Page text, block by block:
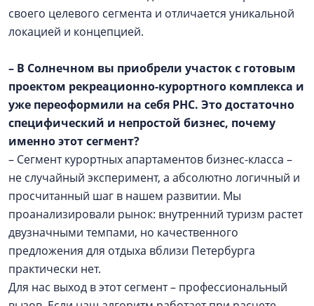
своего целевого сегмента и отличается уникальной
локацией и концепцией.
– В Солнечном вы приобрели участок с готовым
проектом рекреационно-курортного комплекса и
уже переоформили на себя РНС. Это достаточно
специфический и непростой бизнес, почему
именно этот сегмент?
– Сегмент курортных апартаментов бизнес-класса –
не случайный эксперимент, а абсолютно логичный и
просчитанный шаг в нашем развитии. Мы
проанализировали рынок: внутренний туризм растет
двузначными темпами, но качественного
предложения для отдыха вблизи Петербурга
практически нет.
Для нас выход в этот сегмент – профессиональный